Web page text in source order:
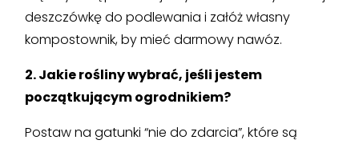
deszczówkę do podlewania i załóż własny
kompostownik, by mieć darmowy nawóz.
2. Jakie rośliny wybrać, jeśli jestem
początkującym ogrodnikiem?
Postaw na gatunki “nie do zdarcia”, które są